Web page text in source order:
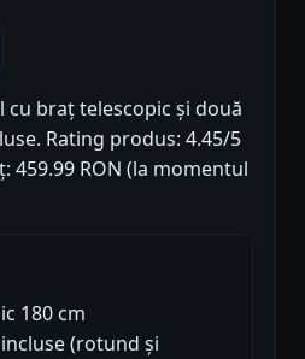
braț telescopic și două
Rating produs: 4.45/5
459.99 RON (la momentul
180 cm
(rotund și